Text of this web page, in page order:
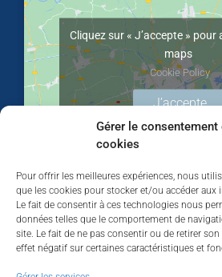
Gérer le consentement
cookies
Pour offrir les meilleures expériences, nous
que les cookies pour stocker et/ou accéder aux
Le fait de consentir à ces technologies nous
données telles que le comportement de
site. Le fait de ne pas consentir ou de retirer
effet négatif sur certaines caractéristiques et
Cliquez sur « J’accepte » pour
maps
Cookie Policy
J’accepte